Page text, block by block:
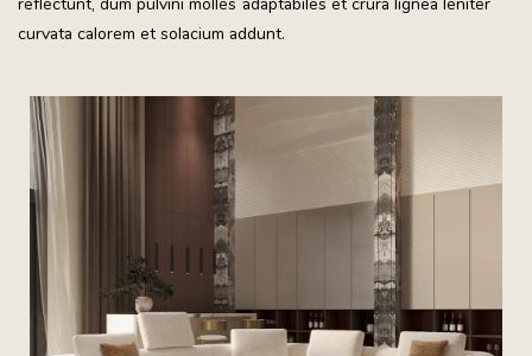
curvata calorem et solacium addunt.